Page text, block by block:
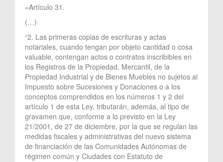
«Artículo 31.
(…)
“2. Las primeras copias de escrituras y actas
notariales, cuando tengan por objeto cantidad o cosa
valuable, contengan actos o contratos inscribibles en
los Registros de la Propiedad, Mercantil, de la
Propiedad Industrial y de Bienes Muebles no sujetos al
Impuesto sobre Sucesiones y Donaciones o a los
conceptos comprendidos en los números 1 y 2 del
artículo 1 de esta Ley, tributarán, además, al tipo de
gravamen que, conforme a lo previsto en la Ley
21/2001, de 27 de diciembre, por la que se regulan las
medidas fiscales y administrativas del nuevo sistema
de financiación de las Comunidades Autónomas de
régimen común y Ciudades con Estatuto de